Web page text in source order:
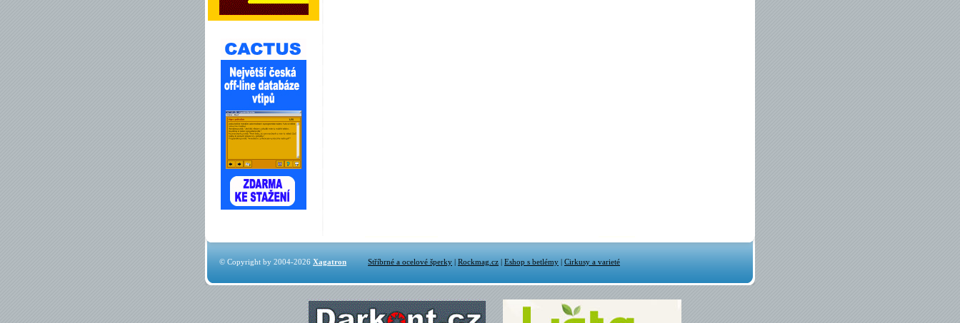
© Copyright by 2004-2026 Xagatron Stříbrné a ocelové šperky | Rockmag.cz | Eshop s betlémy | Cirkusy a varieté